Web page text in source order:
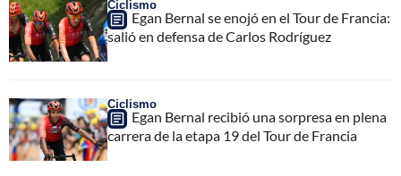
Ciclismo
Egan Bernal se enojó en el Tour de Francia:
salió en defensa de Carlos Rodríguez
Ciclismo
Egan Bernal recibió una sorpresa en plena
carrera de la etapa 19 del Tour de Francia